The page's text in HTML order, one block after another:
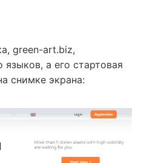
green-art.biz,
а его стартовая
снимке экрана: